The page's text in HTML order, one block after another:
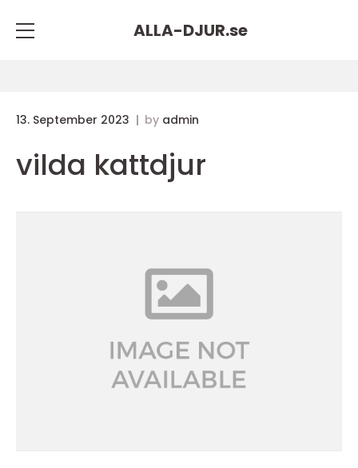
ALLA-DJUR.se
13. September 2023 by admin
vilda kattdjur